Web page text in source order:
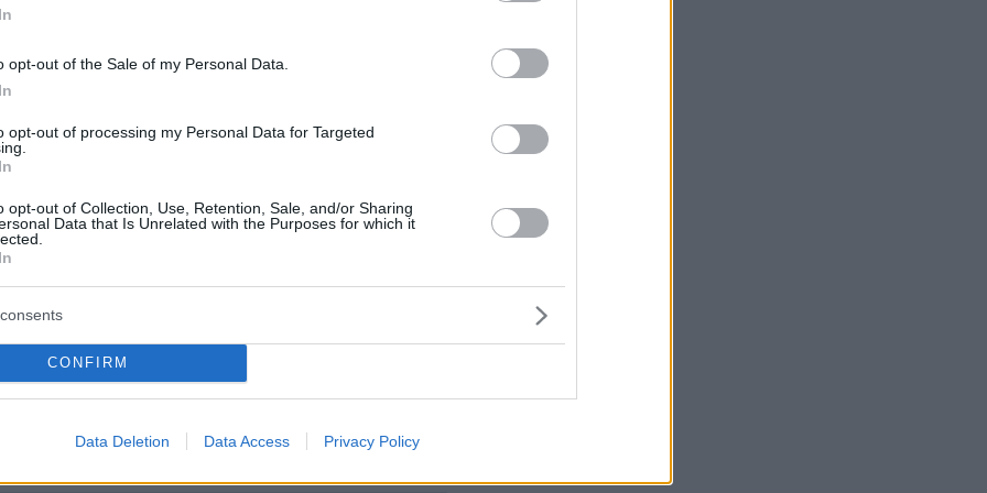
opt-out of the Sale of my Personal Data.
opt-out of processing my Personal Data for Targeted
opt-out of Collection, Use, Retention, Sale, and/or Sharing
Data that Is Unrelated with the Purposes for which it
CONFIRM
Data Deletion Data Access Privacy Policy
λίγο πριν μπει στο τζακούζι, όπου
το άψυχο σώμα του.
συναγερμού το Ρέικιαβικ από την έκρηξη
στην Ισλανδία - Γιατί ανησυχούν οι ειδικοί
από Κασσελάκη για την σκιώδη